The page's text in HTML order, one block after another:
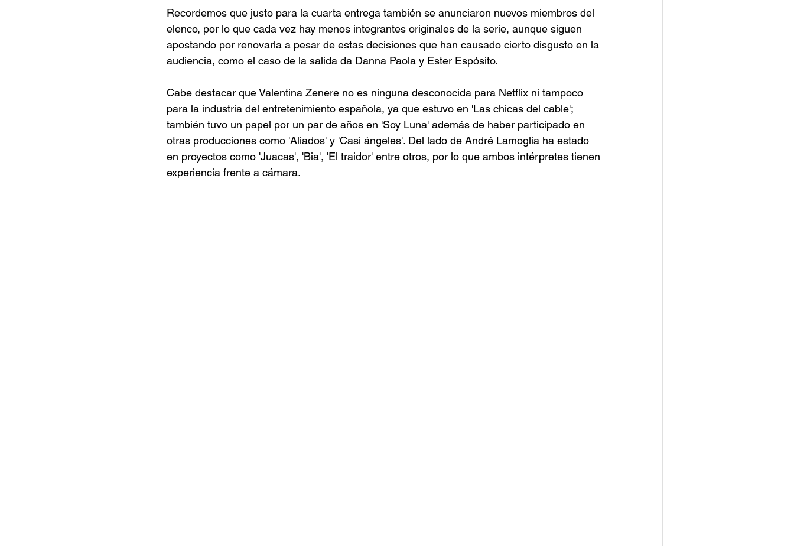
Recordemos que justo para la cuarta entrega también se anunciaron nuevos miembros del
elenco, por lo que cada vez hay menos integrantes originales de la serie, aunque siguen
apostando por renovarla a pesar de estas decisiones que han causado cierto disgusto en la
audiencia, como el caso de la salida da Danna Paola y Ester Espósito.
Cabe destacar que Valentina Zenere no es ninguna desconocida para Netflix ni tampoco
para la industria del entretenimiento española, ya que estuvo en 'Las chicas del cable';
también tuvo un papel por un par de años en 'Soy Luna' además de haber participado en
otras producciones como 'Aliados' y 'Casi ángeles'. Del lado de André Lamoglia ha estado
en proyectos como 'Juacas', 'Bia', 'El traidor' entre otros, por lo que ambos intérpretes tienen
experiencia frente a cámara.